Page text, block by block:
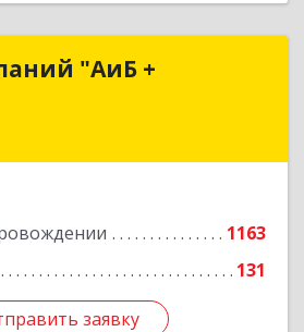
"АиБ +
1163
131
заявку
компаний "АиБ +
Подробнее
заявку